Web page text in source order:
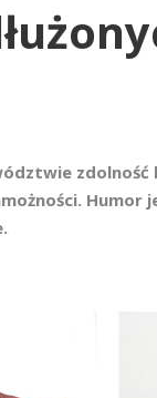
Humor